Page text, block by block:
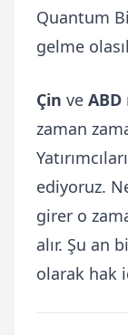
Quantum
gelme
Çin ve ABD
zaman
ediyoruz.
girer o
alır. Şu an
olarak hak